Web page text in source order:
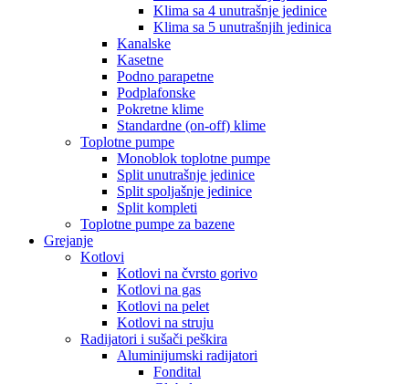
Klima sa 4 unutrašnje jedinice
Klima sa 5 unutrašnjih jedinica
Kanalske
Kasetne
Podno parapetne
Podplafonske
Pokretne klime
Standardne (on-off) klime
Toplotne pumpe
Monoblok toplotne pumpe
Split unutrašnje jedinice
Split spoljašnje jedinice
Split kompleti
Toplotne pumpe za bazene
Grejanje
Kotlovi
Kotlovi na čvrsto gorivo
Kotlovi na gas
Kotlovi na pelet
Kotlovi na struju
Radijatori i sušači peškira
Aluminijumski radijatori
Fondital